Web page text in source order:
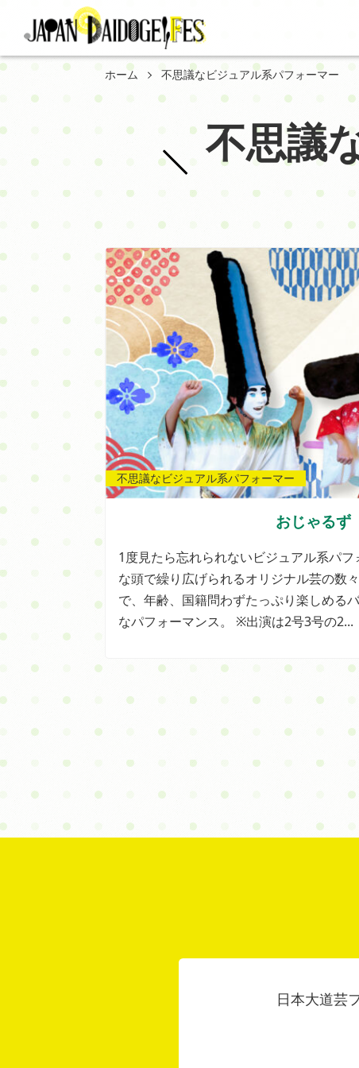
ホーム 不思議なビジュアル系パフォーマー
不思議
おじゃるず
不思議なビジュアル系パフォーマー
1度見たら忘れられないビジュアル系パ
な頭で繰り広げられるオリジナル芸の数
で、年齢、国籍問わずたっぷり楽しめる
なパフォーマンス。 ※出演は2号3号の2...
日本大道芸